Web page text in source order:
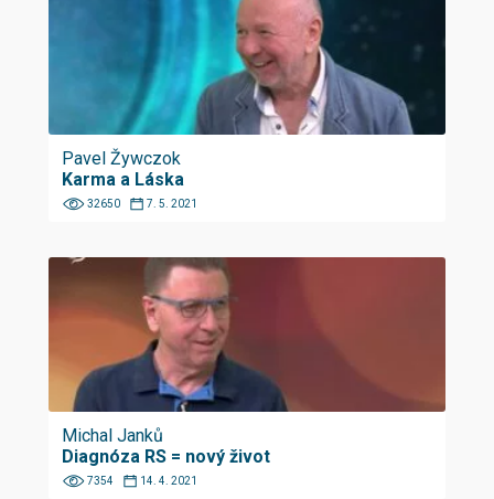
Pavel Žywczok
Karma a Láska
32650 7. 5. 2021
Michal Janků
Diagnóza RS = nový život
7354 14. 4. 2021